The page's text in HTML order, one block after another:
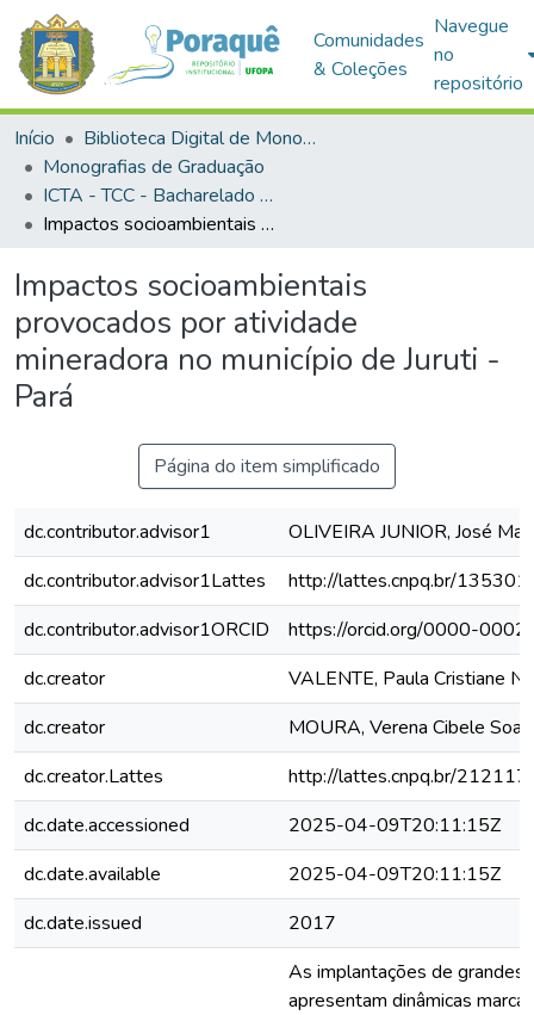
Comunidades
& Coleções
Navegue
no
repositório
Início
Biblioteca Digital de Monografias (BDM)
Monografias de Graduação
ICTA - TCC - Bacharelado em Engenharia Sanitária e Ambiental
Impactos socioambientais provocados por atividade mineradora no município de Juruti - Pará
Impactos socioambientais
provocados por atividade
mineradora no município de Juruti -
Pará
Página do item simplificado
dc.contributor.advisor1
OLIVEIRA JUNIOR, José
dc.contributor.advisor1Lattes
http://lattes.cnpq.br/
dc.contributor.advisor1ORCID
https://orcid.org/0000-
dc.creator
VALENTE, Paula Cristiane
dc.creator
MOURA, Verena Cibele
dc.creator.Lattes
http://lattes.cnpq.br/
dc.date.accessioned
2025-04-09T20:11:15Z
dc.date.available
2025-04-09T20:11:15Z
dc.date.issued
2017
As implantações de grandes
apresentam dinâmicas